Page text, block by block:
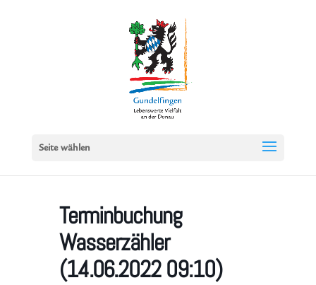
Seite wählen
Terminbuchung
Wasserzähler
(14.06.2022 09:10)